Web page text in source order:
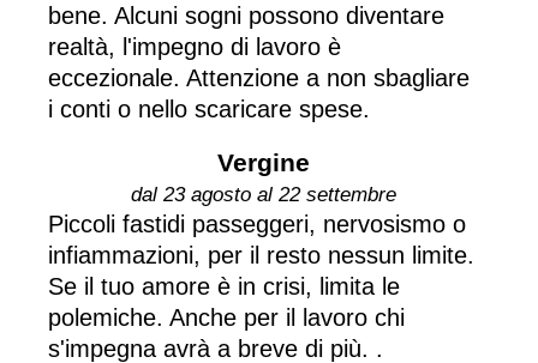
bene. Alcuni sogni possono diventare
realtà, l'impegno di lavoro è
eccezionale. Attenzione a non sbagliare
i conti o nello scaricare spese.
Vergine
dal 23 agosto al 22 settembre
Piccoli fastidi passeggeri, nervosismo o
infiammazioni, per il resto nessun limite.
Se il tuo amore è in crisi, limita le
polemiche. Anche per il lavoro chi
s'impegna avrà a breve di più. .